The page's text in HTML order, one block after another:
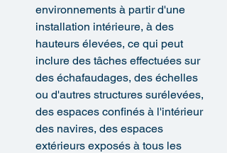
environnements à partir d'une
installation intérieure, à des
hauteurs élevées, ce qui peut
inclure des tâches effectuées sur
des échafaudages, des échelles
ou d'autres structures surélevées,
des espaces confinés à l'intérieur
des navires, des espaces
extérieurs exposés à tous les